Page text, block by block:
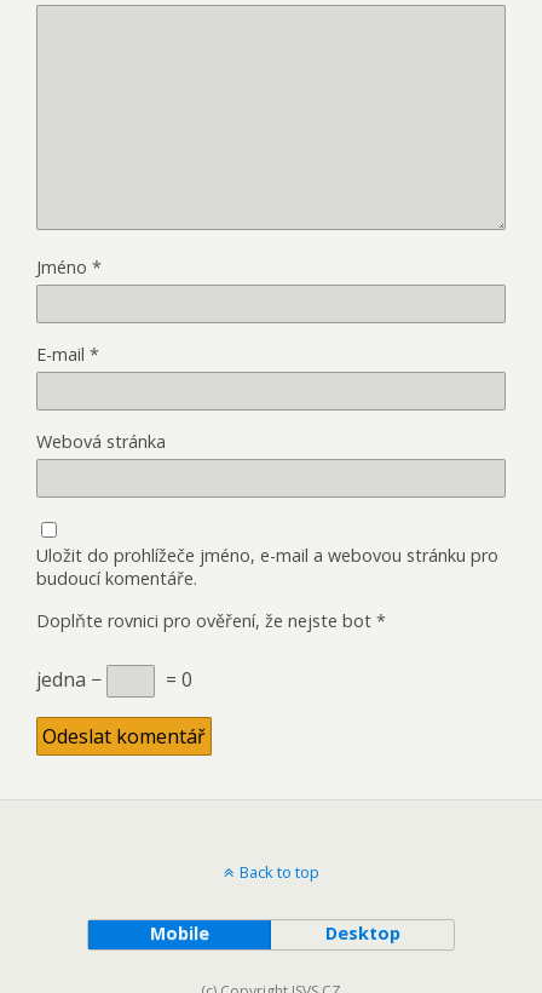
Jméno *
E-mail *
Webová stránka
Uložit do prohlížeče jméno, e-mail a webovou stránku pro
budoucí komentáře.
Doplňte rovnici pro ověření, že nejste bot *
jedna − = 0
Back to top
Mobile Desktop